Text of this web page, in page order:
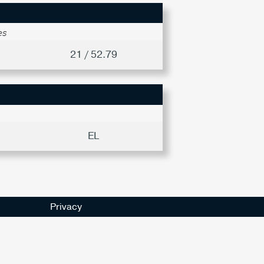
21 / 52.79
EL
Privacy